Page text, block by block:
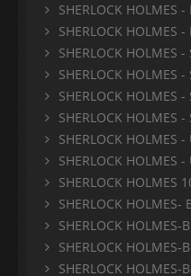
SHERLOCK HOLMES
SHERLOCK HOLMES
SHERLOCK HOLMES -
SHERLOCK HOLMES -
SHERLOCK HOLMES -
SHERLOCK HOLMES -
SHERLOCK HOLMES
SHERLOCK HOLMES -
SHERLOCK HOLMES
SHERLOCK HOLMES-
SHERLOCK HOLMES-
SHERLOCK HOLMES-
SHERLOCK HOLMES-